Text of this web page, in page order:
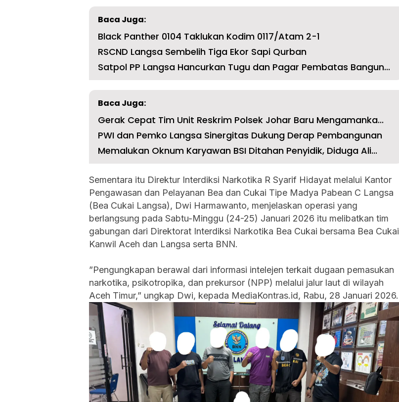
Baca Juga:
Black Panther 0104 Taklukan Kodim 0117/Atam 2-1
RSCND Langsa Sembelih Tiga Ekor Sapi Qurban
Satpol PP Langsa Hancurkan Tugu dan Pagar Pembatas Bangun...
Baca Juga:
Gerak Cepat Tim Unit Reskrim Polsek Johar Baru Mengamanka...
PWI dan Pemko Langsa Sinergitas Dukung Derap Pembangunan
Memalukan Oknum Karyawan BSI Ditahan Penyidik, Diduga Ali...
Sementara itu ‎Direktur Interdiksi Narkotika R Syarif Hidayat melalui Kantor
Pengawasan dan Pelayanan Bea dan Cukai Tipe Madya Pabean C Langsa
(Bea Cukai Langsa), Dwi Harmawanto, menjelaskan operasi yang
berlangsung pada Sabtu-Minggu (24-25) Januari 2026 itu melibatkan tim
gabungan dari Direktorat Interdiksi Narkotika Bea Cukai bersama Bea Cukai
Kanwil Aceh dan Langsa serta BNN.
‎”Pengungkapan berawal dari informasi intelejen terkait dugaan pemasukan
narkotika, psikotropika, dan prekursor (NPP) melalui jalur laut di wilayah
Aceh Timur,” ungkap Dwi, kepada MediaKontras.id, Rabu, 28 Januari 2026.